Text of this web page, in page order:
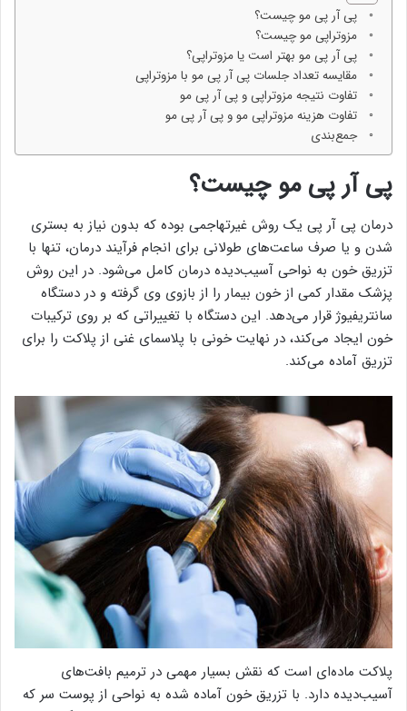
پی آر پی مو چیست؟
مزوتراپی مو چیست؟
پی آر پی مو بهتر است یا مزوتراپی؟
مقایسه تعداد جلسات پی آر پی مو با مزوتراپی
تفاوت نتیجه مزوتراپی و پی آر پی مو
تفاوت هزینه مزوتراپی مو و پی آر پی مو
جمع‌بندی
پی آر پی مو چیست؟
درمان پی آر پی یک روش غیرتهاجمی بوده که بدون نیاز به بستری
شدن و یا صرف ساعت‌های طولانی برای انجام فرآیند درمان، تنها با
تزریق خون به نواحی آسیب‌دیده درمان کامل می‌شود. در این روش
پزشک مقدار کمی از خون بیمار را از بازوی وی گرفته و در دستگاه
سانتریفیوژ قرار می‌دهد. این دستگاه با تغییراتی که بر روی ترکیبات
خون ایجاد می‌کند، در نهایت خونی با پلاسمای غنی از پلاکت را برای
تزریق آماده می‌کند.
پلاکت ماده‌ای است که نقش بسیار مهمی در ترمیم بافت‌های
آسیب‌دیده دارد. با تزریق خون آماده شده به نواحی از پوست سر که